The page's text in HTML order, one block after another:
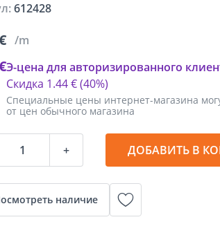
612428
/m
Специальные цены интернет-магазина
от цен обычного магазина
Скидка 1.44 €(40%)
Э-цена для авторизированного
+ ДОБАВИТЬ В
наличие